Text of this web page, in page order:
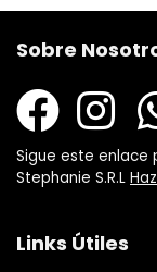
Sobre
Sigue este enlace
Stephanie S.R.L
Links Útiles